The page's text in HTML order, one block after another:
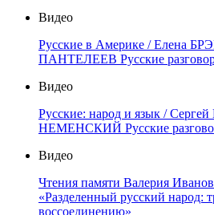
Видео
Русские в Америке / Елена
ПАНТЕЛЕЕВ Русские
Видео
Русские: народ и язык /
НЕМЕНСКИЙ Русские
Видео
Чтения памяти Валерия
«Разделенный русский народ:
воссоединению»